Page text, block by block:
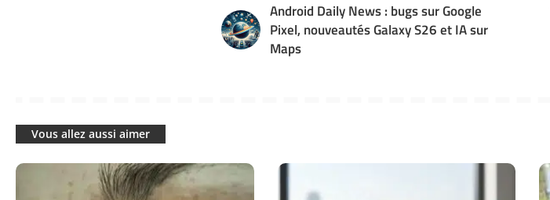
Android Daily News : bugs sur Google
Pixel, nouveautés Galaxy S26 et IA sur
Maps
Vous allez aussi aimer